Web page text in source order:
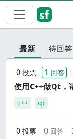
最新 待回答
0 投票 1 回答
使用C++做Qt，
c++ qt
0 投票 0 回答